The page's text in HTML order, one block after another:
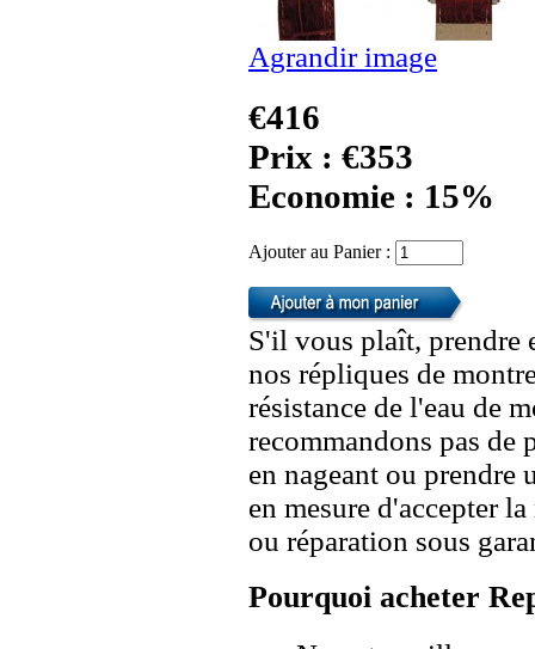
Agrandir image
€416
Prix : €353
Economie : 15%
Ajouter au Panier :
S'il vous plaît, prendre
nos répliques de
résistance de l'eau de
recommandons pas de
en nageant ou prendre
en mesure d'accepter
ou réparation sous
Pourquoi acheter